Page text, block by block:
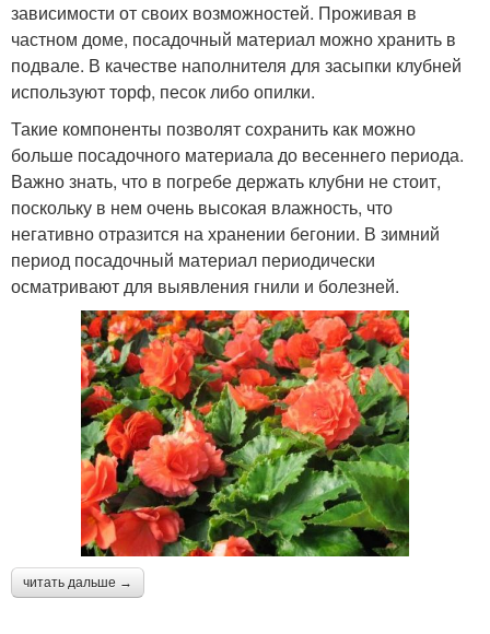
зависимости от своих возможностей. Проживая в
частном доме, посадочный материал можно хранить в
подвале. В качестве наполнителя для засыпки клубней
используют торф, песок либо опилки.
Такие компоненты позволят сохранить как можно
больше посадочного материала до весеннего периода.
Важно знать, что в погребе держать клубни не стоит,
поскольку в нем очень высокая влажность, что
негативно отразится на хранении бегонии. В зимний
период посадочный материал периодически
осматривают для выявления гнили и болезней.
читать дальше →